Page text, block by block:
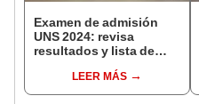
Examen de admisión
UNS 2024: revisa
resultados y lista de
Universidad Nacional
del Santa
LEER MÁS